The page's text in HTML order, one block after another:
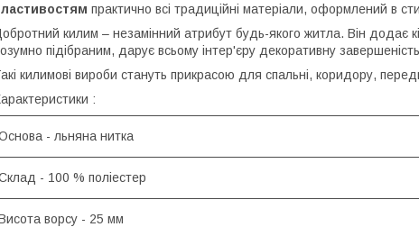
практично всі традиційні матеріали, оформлений в
килим – незамінний атрибут будь-якого житла. Він додає
підібраним, дарує всьому інтер'єру декоративну завершеність
килимові вироби стануть прикрасою для спальні, коридору,
:
- льняна нитка
- 100 % поліестер
ворсу - 25 мм